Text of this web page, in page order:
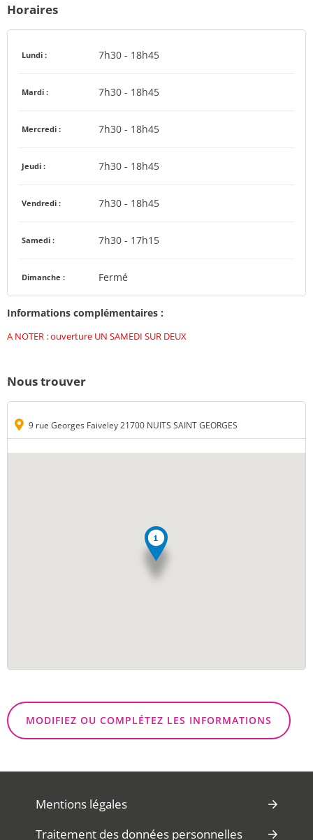
Horaires
Lundi : 7h30 - 18h45
Mardi : 7h30 - 18h45
Mercredi : 7h30 - 18h45
Jeudi : 7h30 - 18h45
Vendredi : 7h30 - 18h45
Samedi : 7h30 - 17h15
Dimanche : Fermé
Informations complémentaires :
A NOTER : ouverture UN SAMEDI SUR DEUX
Nous trouver
9 rue Georges Faiveley 21700 NUITS SAINT GEORGES
MODIFIEZ OU COMPLÉTEZ LES INFORMATIONS
Mentions légales
Traitement des données personnelles